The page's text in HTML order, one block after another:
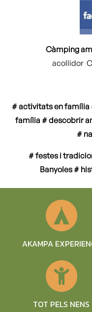
Càmping
acollidor
# activitats en família
família # descobrir
#
# festes i
Banyoles #
AKAMPA
TOT PELS NENS